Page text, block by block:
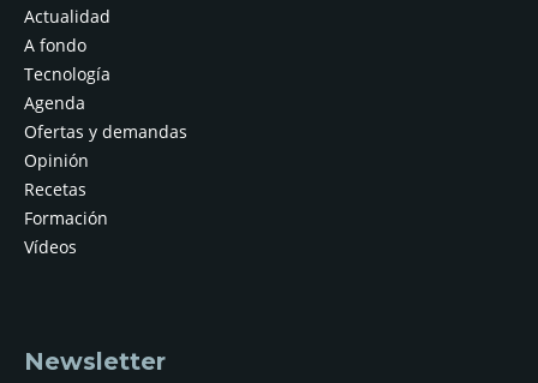
Actualidad
A fondo
Tecnología
Agenda
Ofertas y demandas
Opinión
Recetas
Formación
Vídeos
Newsletter